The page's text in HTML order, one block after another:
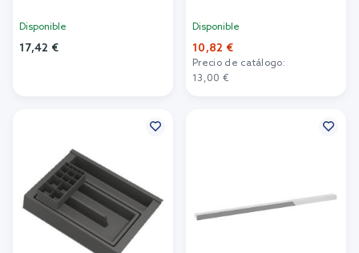
Disponible
17,42 €
Disponible
10,82 €
Precio de catálogo:
13,00 €